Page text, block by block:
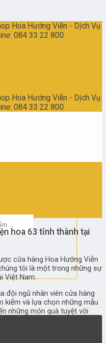
Hoa Hướng Viễn - Dịch Vụ
084 33 22 800
Hoa Hướng Viễn - Dịch Vụ
084 33 22 800
hoa 63 tỉnh thành tại
cửa hàng Hoa Hướng Viễn
tôi là một trong những sự
Việt Nam.
đội ngũ nhân viên cửa hàng
kiếm và lựa chọn những mẫu
những món quà tuyệt vời
lại cho những người thân
của mình bằng những lời